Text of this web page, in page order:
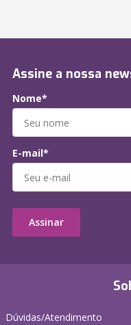
Dúvidas/Atendimento
Assine a nossa
Nome*
E-mail*
Assinar